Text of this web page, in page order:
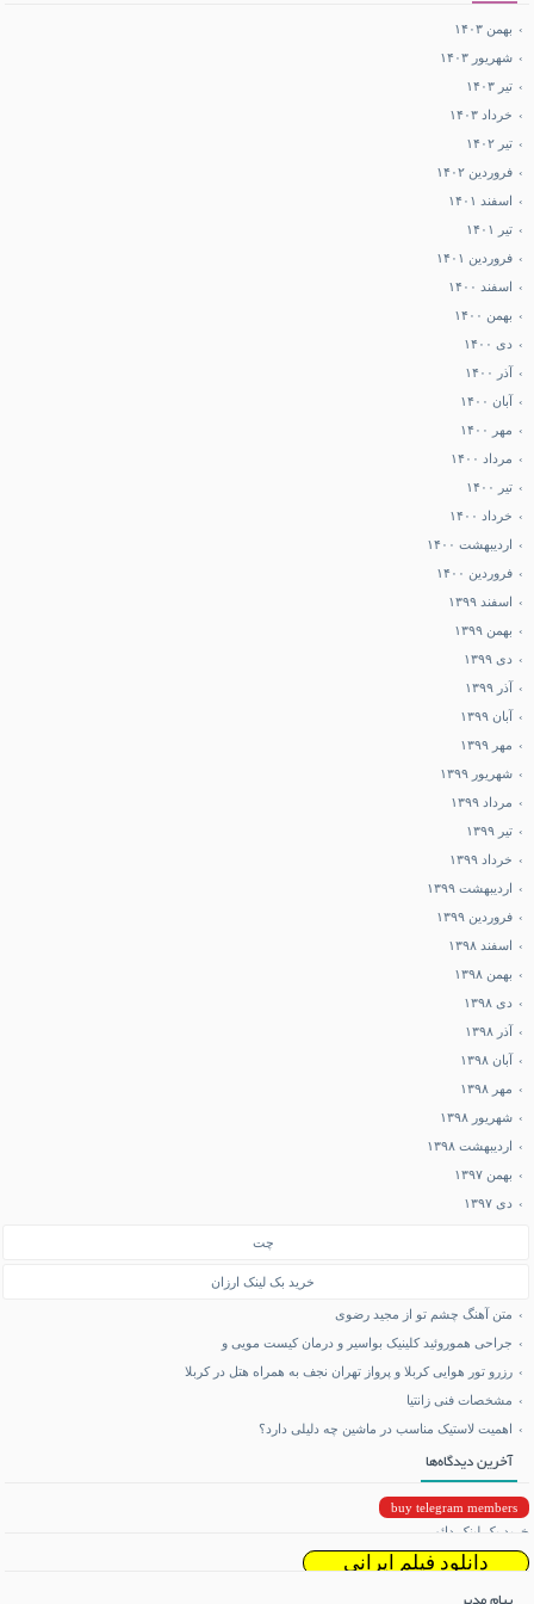
بهمن ۱۴۰۳
شهریور ۱۴۰۳
تیر ۱۴۰۳
خرداد ۱۴۰۳
تیر ۱۴۰۲
فروردین ۱۴۰۲
اسفند ۱۴۰۱
تیر ۱۴۰۱
فروردین ۱۴۰۱
اسفند ۱۴۰۰
بهمن ۱۴۰۰
دی ۱۴۰۰
آذر ۱۴۰۰
آبان ۱۴۰۰
مهر ۱۴۰۰
مرداد ۱۴۰۰
تیر ۱۴۰۰
خرداد ۱۴۰۰
اردیبهشت ۱۴۰۰
فروردین ۱۴۰۰
اسفند ۱۳۹۹
بهمن ۱۳۹۹
دی ۱۳۹۹
آذر ۱۳۹۹
آبان ۱۳۹۹
مهر ۱۳۹۹
شهریور ۱۳۹۹
مرداد ۱۳۹۹
تیر ۱۳۹۹
خرداد ۱۳۹۹
اردیبهشت ۱۳۹۹
فروردین ۱۳۹۹
اسفند ۱۳۹۸
بهمن ۱۳۹۸
دی ۱۳۹۸
آذر ۱۳۹۸
آبان ۱۳۹۸
مهر ۱۳۹۸
شهریور ۱۳۹۸
اردیبهشت ۱۳۹۸
بهمن ۱۳۹۷
دی ۱۳۹۷
چت
خرید بک لینک ارزان
متن آهنگ چشم تو از مجید رضوی
جراحی هموروئید کلینیک بواسیر و درمان کیست مویی و
رزرو تور هوایی کربلا و پرواز تهران نجف به همراه هتل در کربلا
مشخصات فنی زانتیا
اهمیت لاستیک مناسب در ماشین چه دلیلی دارد؟
آخرین دیدگاه‌ها
buy telegram members
خرید بک لینک دائمی
دانلود فیلم ایرانی